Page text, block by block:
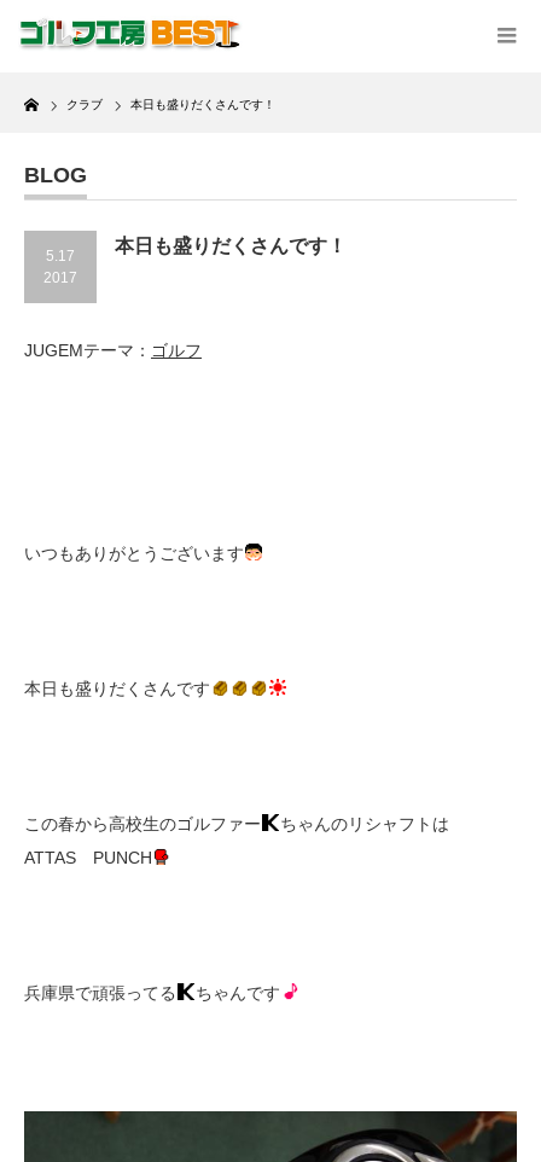
Home
クラブ 本日も盛りだくさんです！
BLOG
5.17
2017
本日も盛りだくさんです！
JUGEMテーマ： ゴルフ
いつもありがとうございます
本日も盛りだくさんです
この春から高校生のゴルファー
ちゃんのリシャフトは
ATTAS PUNCH
兵庫県で頑張ってる ちゃんです